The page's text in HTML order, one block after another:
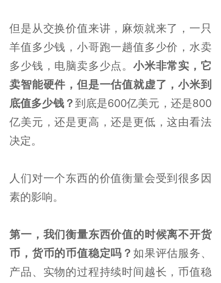
但是从交换价值来讲，麻烦就来了，一只
羊值多少钱，小哥跑一趟值多少价，水卖
多少钱，电脑卖多少点。小米非常实，它
卖智能硬件，但是一估值就虚了，小米到
底值多少钱？到底是600亿美元，还是800
亿美元，还是更高，还是更低，这由看法
决定。
人们对一个东西的价值衡量会受到很多因
素的影响。
第一，我们衡量东西价值的时候离不开货
币，货币的币值稳定吗？如果评估服务、
产品、实物的过程持续时间越长，币值稳